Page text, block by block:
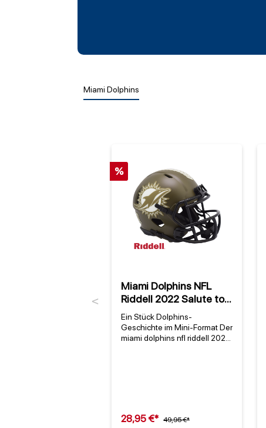
Miami Dolphins
Previous
%
Miami Dolphins NFL
Riddell 2022 Salute to
Service NFL Speed Mini
Helm
Ein Stück Dolphins-
Geschichte im Mini-Format Der
miami dolphins nfl riddell 2022
Militär. Als offizieller Ausrüster
der NFL fertigt Riddell diesen
28,95 €* 49,95 €*